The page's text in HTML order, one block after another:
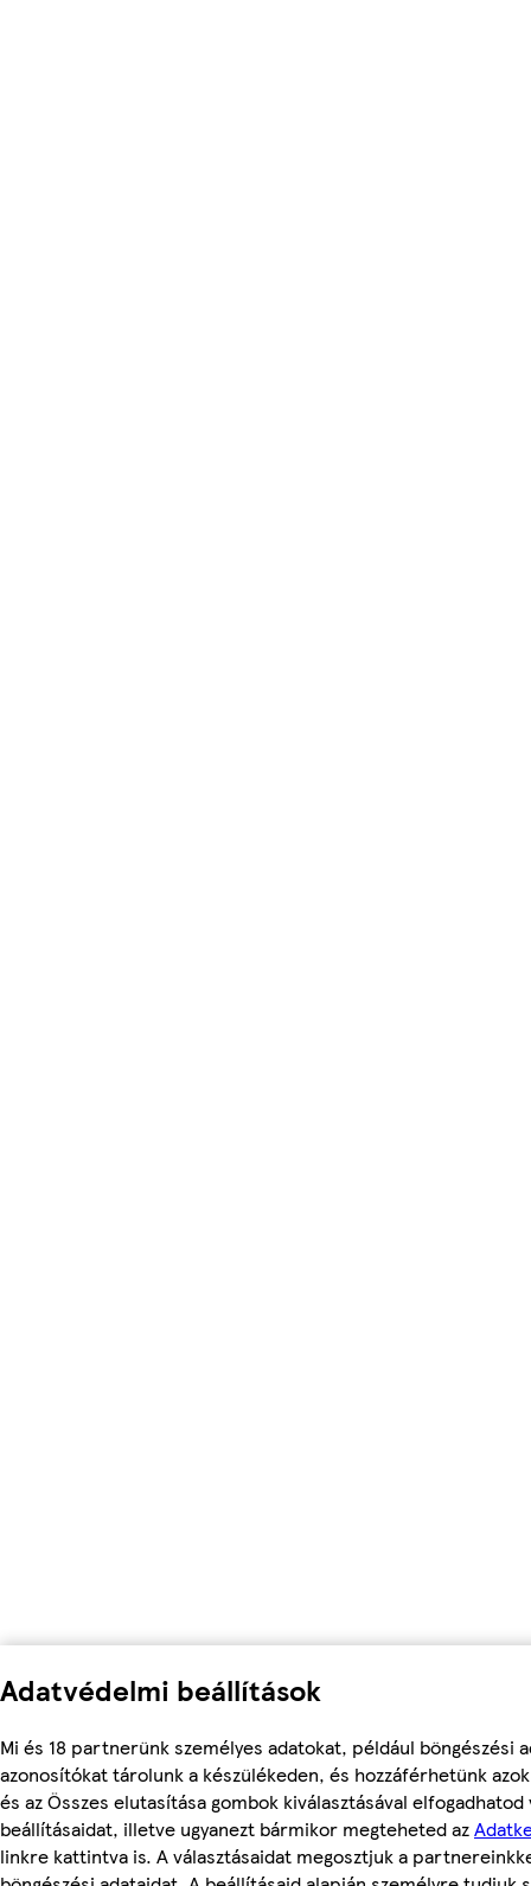
Adatvédelmi beállítások
Mi és 18 partnerünk személyes adatokat, például böngészési
azonosítókat tárolunk a készülékeden, és hozzáférhetünk
és az Összes elutasítása gombok kiválasztásával
beállításaidat, illetve ugyanezt bármikor megteheted az
linkre kattintva is. A választásaidat megosztjuk a